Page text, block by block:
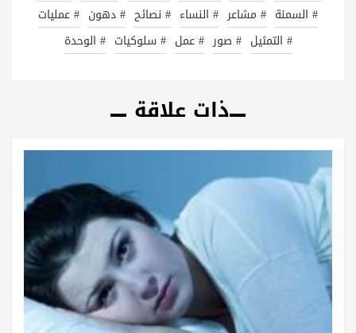
# السمنة # مشاعر # النساء # نصائح # دهون # عمليات
# التمثيل # صور # عمل # سلوكيات # الوحدة
ذات علاقة